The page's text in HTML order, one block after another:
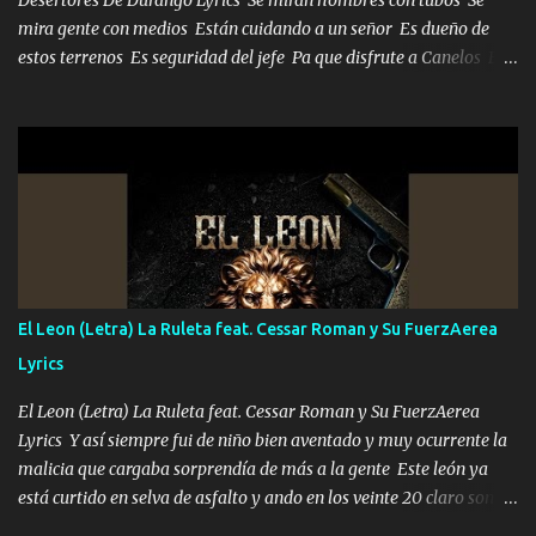
mira gente con medios Están cuidando a un señor Es dueño de
estos terrenos Es seguridad del jefe Pa que disfrute a Canelos Es
ni tampoco las mujeres porque es platica de grandes por eso hay
que estar alegres doy las instrucciones para atender los deberes
Música Si es que salta algún problema de confianza tengo gente
ahí está el Hombre Cuarenta y también Pariente 7 arreglan
cualquier problema no más es cuestión que ordené NOS HACE
FALTA UN HERMANO DE CLAVE ERA EL 24 SIEMPRE FUE UN
HOMBRE VALIENTE POR ALGO M'URIÓ PELEAND0 SIEMPRE
VIO POR LA FAMILIA PARA QUE SIGA EL LEGADO Es el DOS de
los HERMANOS un cerebro inteligente y com...
El Leon (Letra) La Ruleta feat. Cessar Roman y Su FuerzAerea
Lyrics
El Leon (Letra) La Ruleta feat. Cessar Roman y Su FuerzAerea
Lyrics Y así siempre fui de niño bien aventado y muy ocurrente la
malicia que cargaba sorprendía de más a la gente Este león ya
está curtido en selva de asfalto y ando en los veinte 20 claro son